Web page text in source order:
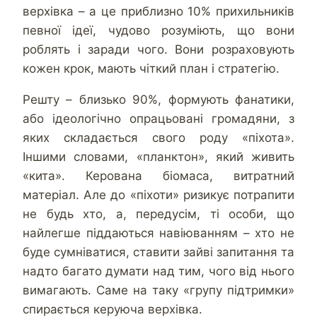
верхівка – а це приблизно 10% прихильників
певної ідеї, чудово розуміють, що вони
роблять і заради чого. Вони розраховують
кожен крок, мають чіткий план і стратегію.
Решту – близько 90%, формують фанатики,
або ідеологічно опрацьовані громадяни, з
яких складається свого роду «піхота».
Іншими словами, «планктон», який живить
«кита». Керована біомаса, витратний
матеріал. Але до «піхоти» ризикує потрапити
не будь хто, а, передусім, ті особи, що
найлегше піддаються навіюванням – хто не
буде сумніватися, ставити зайві запитання та
надто багато думати над тим, чого від нього
вимагають. Саме на таку «групу підтримки»
спирається керуюча верхівка.